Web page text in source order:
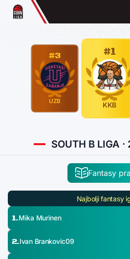
#3
UZB
#1
KKB
SOUTH B LIGA
Fantasy
Najbolji fantasy
1.Mika Murinen
2.Ivan Brankovic09